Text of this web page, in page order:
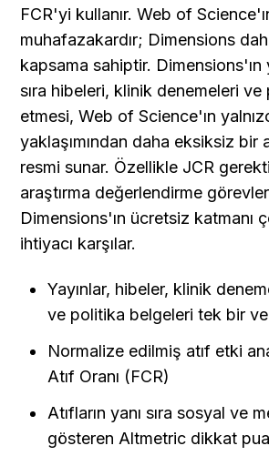
FCR'yi kullanır. Web of
muhafazakardır; Dimensions
kapsama sahiptir. Dimensions'ın
sıra hibeleri, klinik denemeleri
etmesi, Web of Science'ın
yaklaşımından daha eksiksiz bir
resmi sunar. Özellikle JCR
araştırma değerlendirme
Dimensions'ın ücretsiz katmanı
ihtiyacı karşılar.
Yayınlar, hibeler, klinik
ve politika belgeleri tek bir
Normalize edilmiş atıf etki
Atıf Oranı (FCR)
Atıfların yanı sıra sosyal ve
gösteren Altmetric dikkat